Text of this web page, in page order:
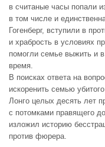
в считаные часы попали
в том числе и
Гогенберг, вступили в
и храбрость в условиях
помогли семье выжить и
время.
В поисках ответа на
искоренить семью
Лонго целых десять лет
с потомками правящего
изложил историю
против фюрера.